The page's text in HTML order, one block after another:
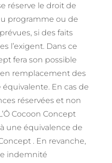
réserve le droit de
programme ou de
si des faits
l’exigent. Dans ce
fera son possible
remplacement des
En cas de
réservées et non
Cocoon Concept
une équivalence de
. En revanche,
indemnité